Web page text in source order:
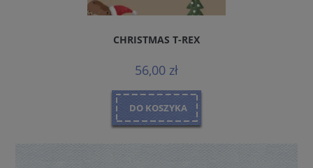
CHRISTMAS T-REX
56,00 zł
DO KOSZYKA